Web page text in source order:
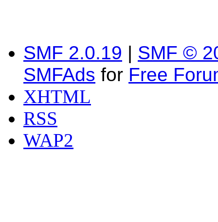
SMF 2.0.19 | SMF ©
SMFAds for Free
XHTML
RSS
WAP2